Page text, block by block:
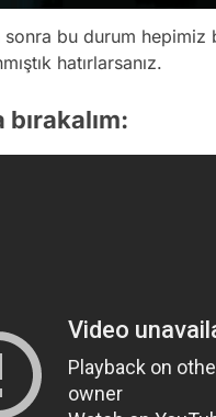
sonra bu durum
hatırlarsanız.